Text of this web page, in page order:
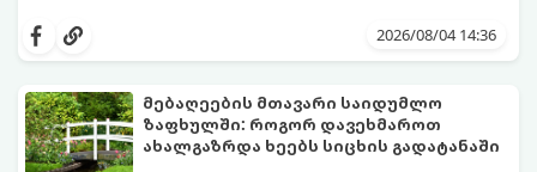
სასიამოვნო და ესთეტიკური ჰობია.
კარგად და როგორ მოუაროთ მათ სწორად.
2026/08/04 14:36
მებაღეების მთავარი საიდუმლო
ზაფხულში: როგორ დავეხმაროთ
ახალგაზრდა ხეებს სიცხის გადატანაში